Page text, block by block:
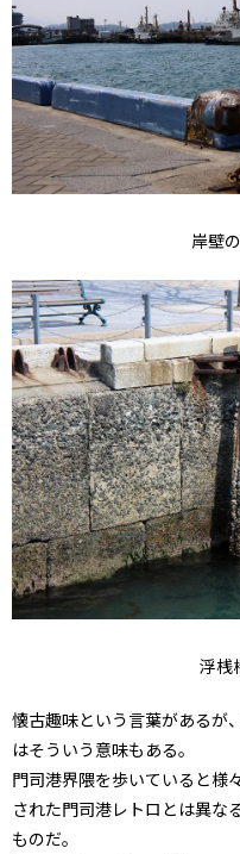
岸壁
浮桟
懐古趣味という言葉があるが
はそういう意味もある。
門司港界隈を歩いていると様
された門司港レトロとは異な
ものだ。